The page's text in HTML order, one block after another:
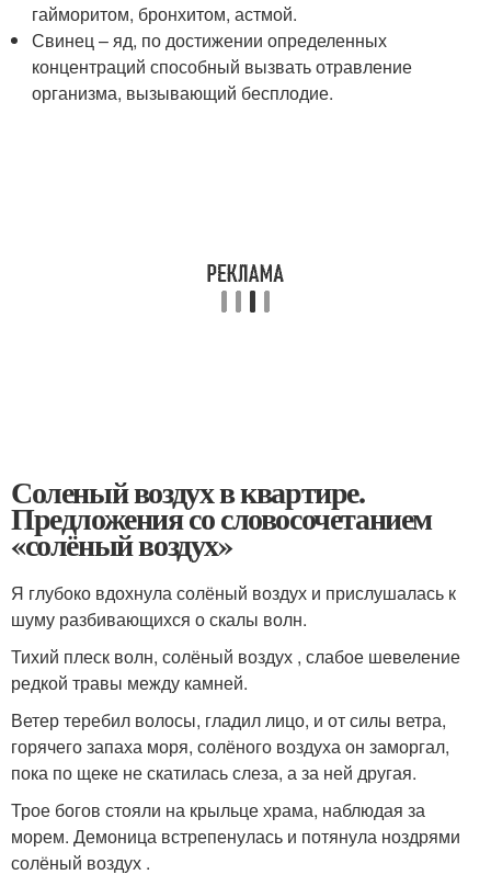
гайморитом, бронхитом, астмой.
Свинец – яд, по достижении определенных
концентраций способный вызвать отравление
организма, вызывающий бесплодие.
Соленый воздух в квартире.
Предложения со словосочетанием
«солёный воздух»
Я глубоко вдохнула солёный воздух и прислушалась к
шуму разбивающихся о скалы волн.
Тихий плеск волн, солёный воздух , слабое шевеление
редкой травы между камней.
Ветер теребил волосы, гладил лицо, и от силы ветра,
горячего запаха моря, солёного воздуха он заморгал,
пока по щеке не скатилась слеза, а за ней другая.
Трое богов стояли на крыльце храма, наблюдая за
морем. Демоница встрепенулась и потянула ноздрями
солёный воздух .